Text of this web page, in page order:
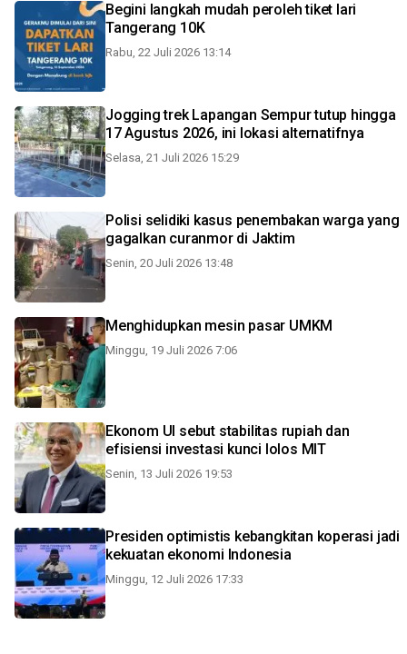
Begini langkah mudah peroleh tiket lari
Tangerang 10K
Rabu, 22 Juli 2026 13:14
Jogging trek Lapangan Sempur tutup hingga
17 Agustus 2026, ini lokasi alternatifnya
Selasa, 21 Juli 2026 15:29
Polisi selidiki kasus penembakan warga yang
gagalkan curanmor di Jaktim
Senin, 20 Juli 2026 13:48
Menghidupkan mesin pasar UMKM
Minggu, 19 Juli 2026 7:06
Ekonom UI sebut stabilitas rupiah dan
efisiensi investasi kunci lolos MIT
Senin, 13 Juli 2026 19:53
Presiden optimistis kebangkitan koperasi jadi
kekuatan ekonomi Indonesia
Minggu, 12 Juli 2026 17:33